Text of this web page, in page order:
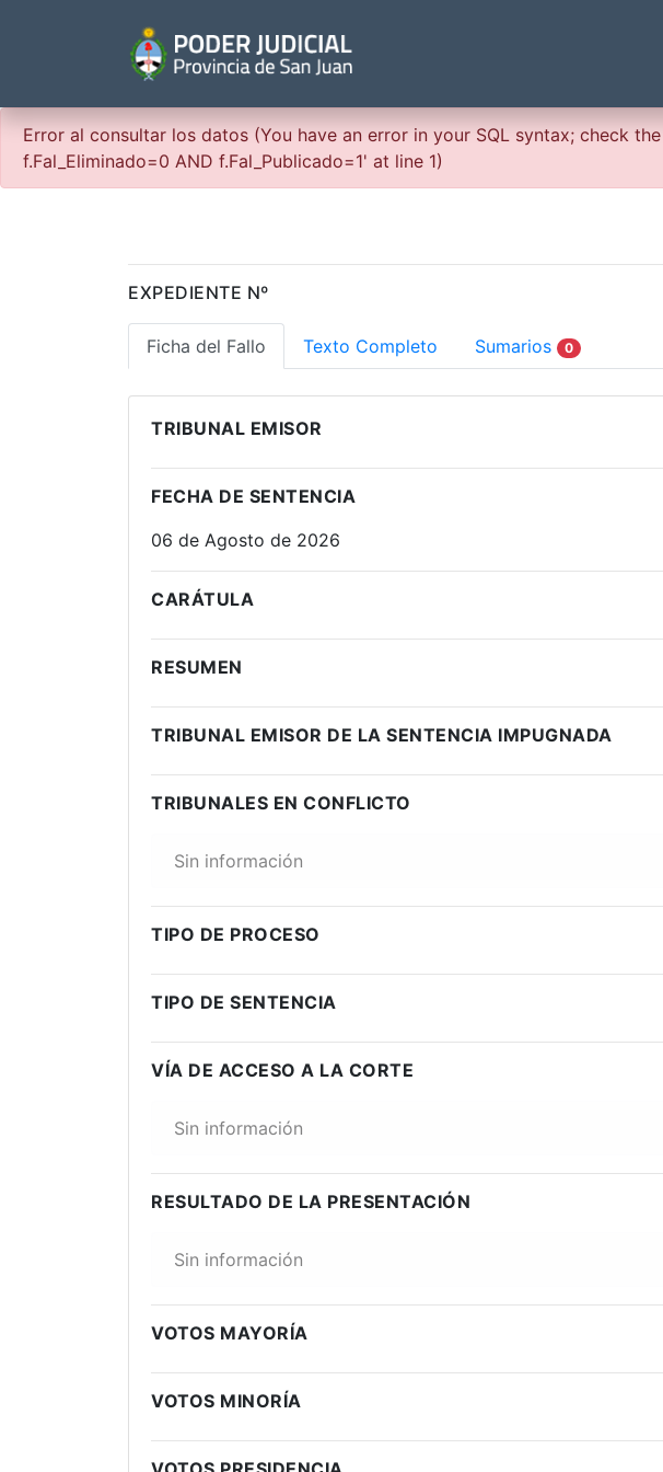
Error al consultar los datos (You have an error in your SQL syntax; check
f.Fal_Eliminado=0 AND f.Fal_Publicado=1' at line 1)
EXPEDIENTE Nº
Ficha del Fallo Texto Completo Sumarios 0
TRIBUNAL EMISOR
FECHA DE SENTENCIA
06 de Agosto de 2026
CARÁTULA
RESUMEN
TRIBUNAL EMISOR DE LA SENTENCIA IMPUGNADA
TRIBUNALES EN CONFLICTO
Sin información
TIPO DE PROCESO
TIPO DE SENTENCIA
VÍA DE ACCESO A LA CORTE
Sin información
RESULTADO DE LA PRESENTACIÓN
Sin información
VOTOS MAYORÍA
VOTOS MINORÍA